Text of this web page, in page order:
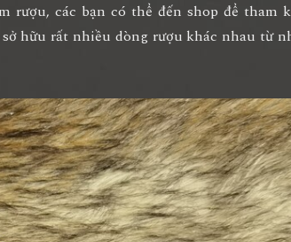
rượu, các bạn có thể đến shop để tham
hữu rất nhiều dòng rượu khác nhau từ